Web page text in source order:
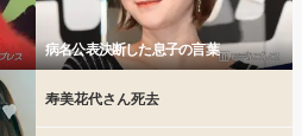
病名公表決断した息子の言葉
寿美花代さん死去